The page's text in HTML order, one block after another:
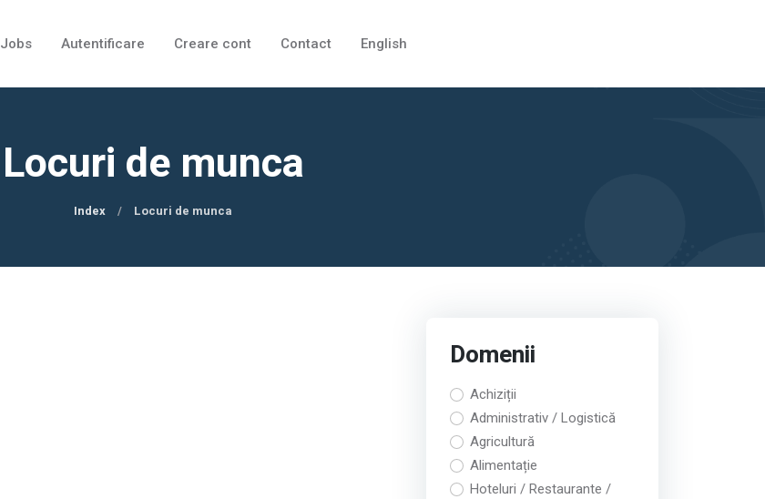
Jobs Autentificare Creare cont Contact English
Locuri de munca
Index Locuri de munca
Domenii
Achiziții
Administrativ / Logistică
Agricultură
Alimentație
Hoteluri / Restaurante /